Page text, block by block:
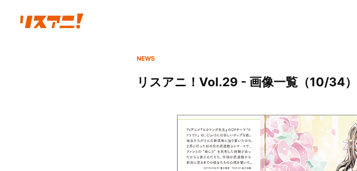
NEWS
リスアニ！Vol.29 - 画像一覧（10/34）